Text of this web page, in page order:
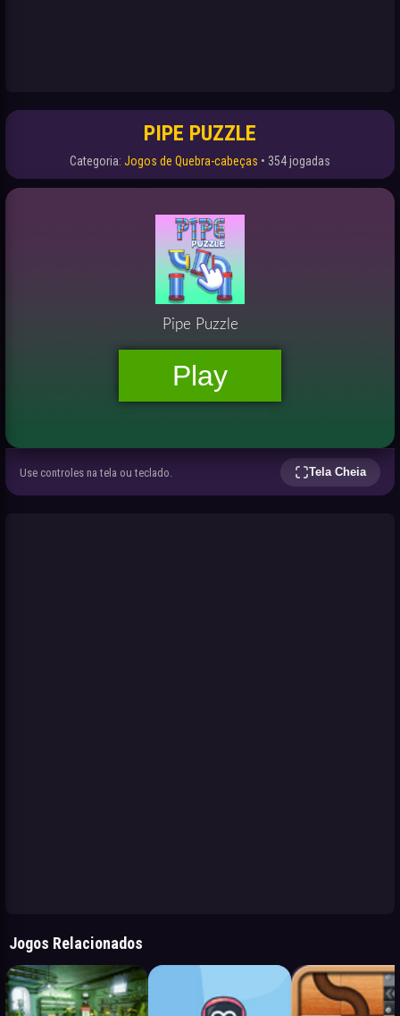
PIPE PUZZLE
Categoria: Jogos de Quebra-cabeças • 354 jogadas
Use controles na tela ou teclado. Tela Cheia
Jogos Relacionados